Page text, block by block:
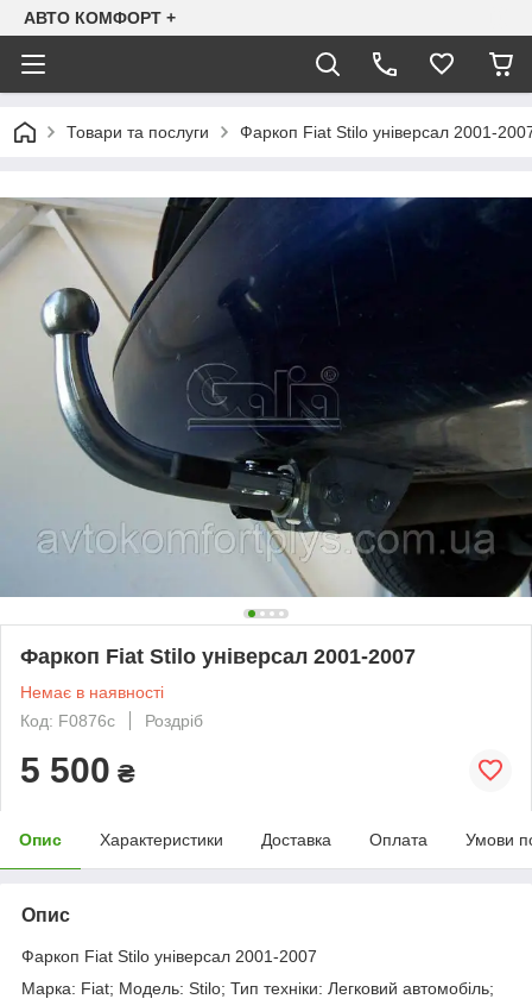
АВТО КОМФОРТ +
Товари та послуги Фаркоп Fiat Stilo універсал 2001-
Фаркоп Fiat Stilo універсал 2001-2007
Немає в наявності
Код: F0876c
Роздріб
5 500 ₴
Опис Характеристики Доставка Оплата Умови
Опис
Фаркоп Fiat Stilo універсал 2001-2007
Марка: Fiat; Модель: Stilo; Тип техніки: Легковий автомобіль;